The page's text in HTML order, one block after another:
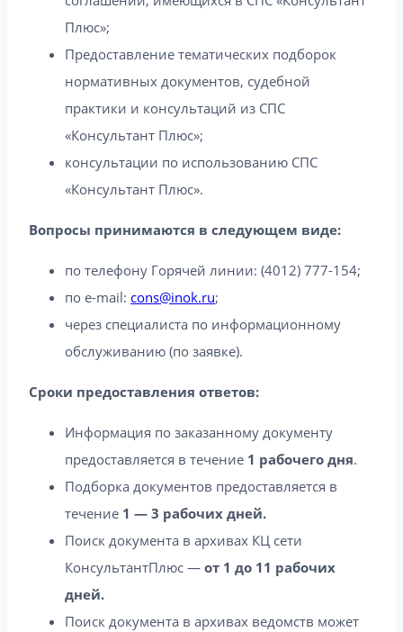
Плюс»;
Предоставление тематических подборок
нормативных документов, судебной
практики и консультаций из СПС
«Консультант Плюс»;
консультации по использованию СПС
«Консультант Плюс».
Вопросы принимаются в следующем виде:
по телефону Горячей линии: (4012) 777-154;
по e-mail: cons@inok.ru;
через специалиста по информационному
обслуживанию (по заявке).
Сроки предоставления ответов:
Информация по заказанному документу
предоставляется в течение 1 рабочего дня.
Подборка документов предоставляется в
течение 1 — 3 рабочих дней.
Поиск документа в архивах КЦ сети
КонсультантПлюс — от 1 до 11 рабочих
дней.
Поиск документа в архивах ведомств может